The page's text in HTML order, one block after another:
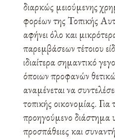
διαρκώς μειούμενης
φορέων της Τοπικής
αφήνει όλο και
παρεμβάσεων τέτοιου
ιδιαίτερα σημαντικό
όποιων προφανών
αναμένεται να
τοπικής οικονομίας.
προηγούμενο διάστημα
προσπάθειες και